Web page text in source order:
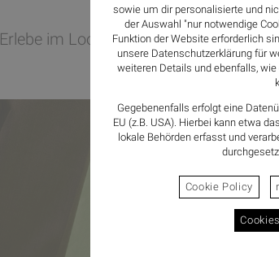
sowie um dir personalisierte und
der Auswahl "nur notwendige
Funktion der Website erforderlich
unsere Datenschutzerklärung für
weiteren Details und ebenfalls,
Gegebenenfalls erfolgt eine
EU (z.B. USA). Hierbei kann etwa
lokale Behörden erfasst und
Cookie Policy
Erlebe im Lookbook, wie zeitlose